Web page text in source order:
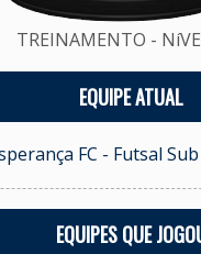
TREINAMENTO -
EQUIPE ATUAL
FC - Futsal
EQUIPES QUE